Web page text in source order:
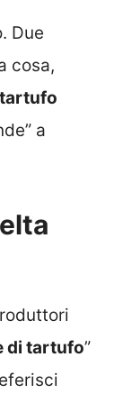
Due
cosa,
a
di tartufo”